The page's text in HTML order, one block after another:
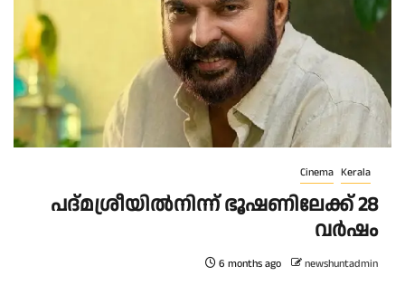
Cinema Kerala
പദ്മശ്രീയില്‍നിന്ന് ഭൂഷണിലേക്ക് 28
വര്‍ഷം
6 months ago newshuntadmin